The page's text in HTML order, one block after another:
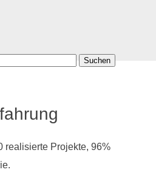
realisierte Projekte, 96%